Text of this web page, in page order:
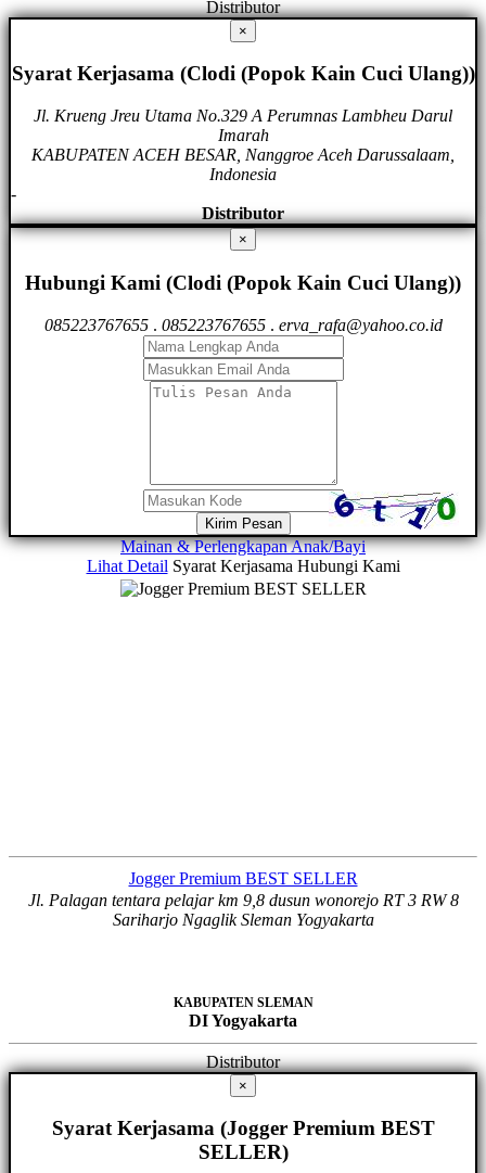
Distributor
×
Syarat Kerjasama (Clodi (Popok Kain Cuci Ulang))
Jl. Krueng Jreu Utama No.329 A Perumnas Lambheu Darul
Imarah
KABUPATEN ACEH BESAR, Nanggroe Aceh Darussalaam,
Indonesia
-
Distributor
×
Hubungi Kami (Clodi (Popok Kain Cuci Ulang))
085223767655. 085223767655. erva_rafa@yahoo.co.id
Kirim Pesan
Mainan & Perlengkapan Anak/Bayi
Lihat Detail Syarat Kerjasama Hubungi Kami
Jogger Premium BEST SELLER
Jl. Palagan tentara pelajar km 9,8 dusun wonorejo RT 3 RW 8
Sariharjo Ngaglik Sleman Yogyakarta
KABUPATEN SLEMAN
DI Yogyakarta
Distributor
×
Syarat Kerjasama (Jogger Premium BEST
SELLER)